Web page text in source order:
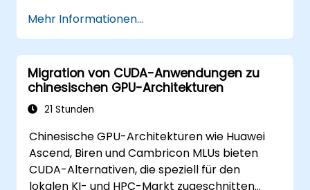
Mehr Informationen...
Migration von CUDA-Anwendungen zu
chinesischen GPU-Architekturen
21 Stunden
Chinesische GPU-Architekturen wie Huawei
Ascend, Biren und Cambricon MLUs bieten
CUDA-Alternativen, die speziell für den
lokalen KI- und HPC-Markt zugeschnitten